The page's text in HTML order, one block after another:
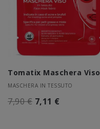
Tomatix Maschera Viso
MASCHERA IN TESSUTO
7,90 € 7,11 €